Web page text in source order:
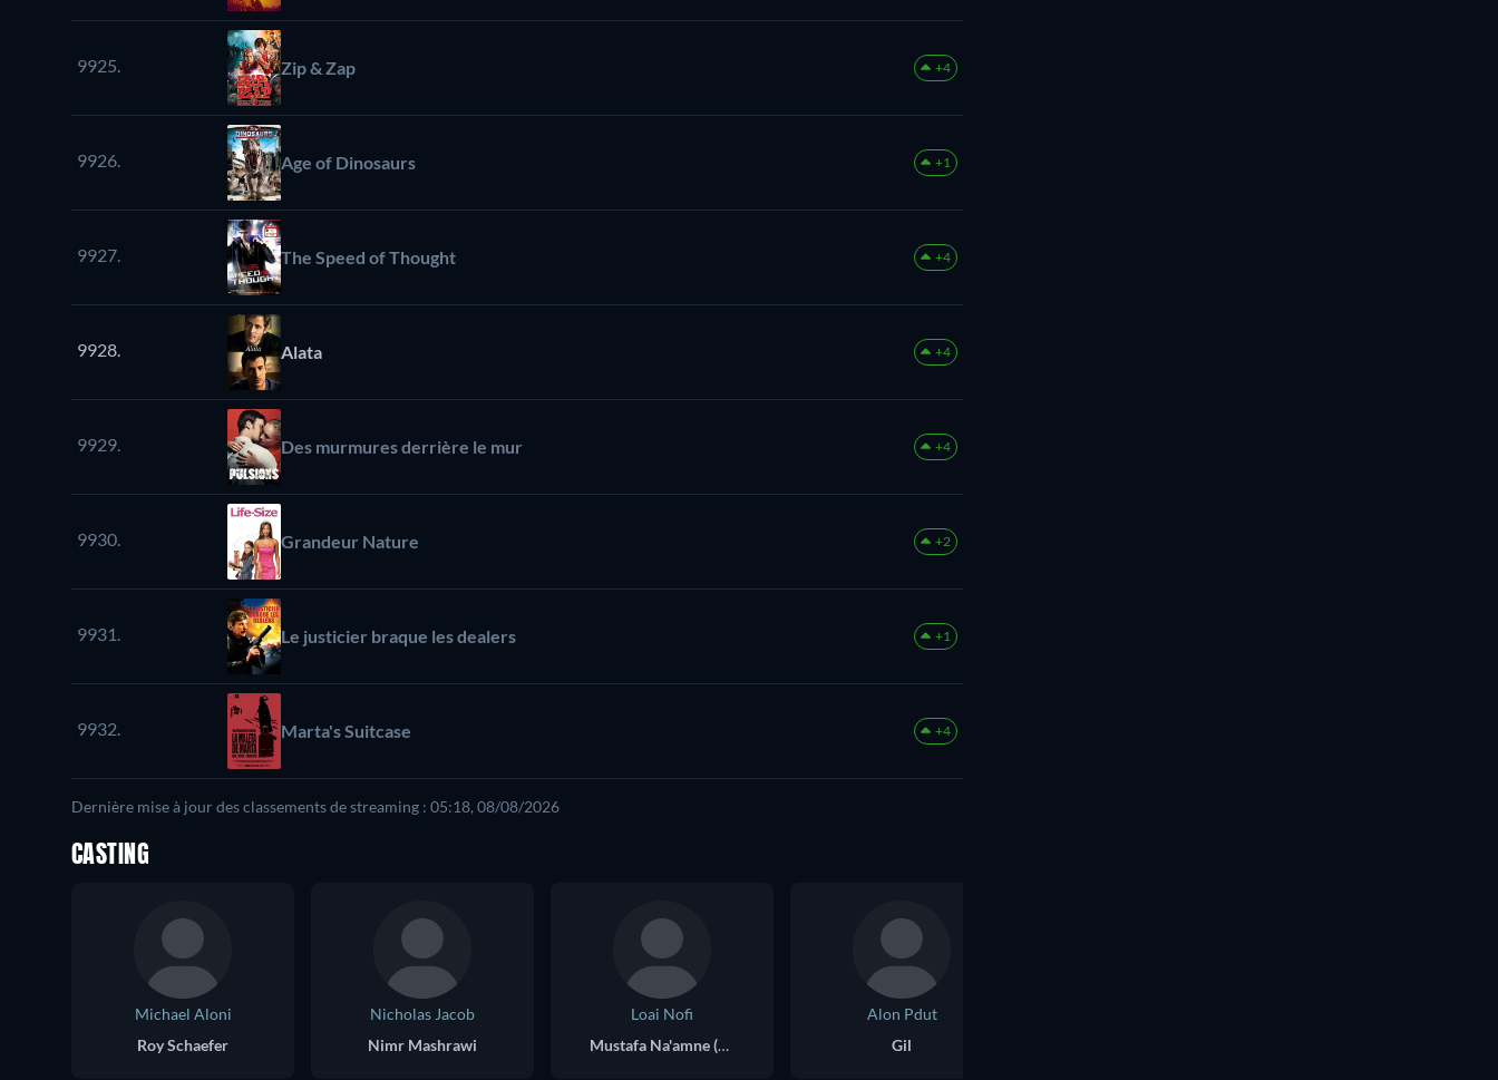
9925. Zip & Zap +4
9926. Age of Dinosaurs +1
9927. The Speed of Thought +4
9928. Alata +4
9929. Des murmures derrière le mur +4
9930. Grandeur Nature +2
9931. Le justicier braque les dealers +1
9932. Marta's Suitcase +4
Dernière mise à jour des classements de streaming : 05:18, 08/08/2026
CASTING
Michael Aloni
Roy Schaefer
Nicholas Jacob
Nimr Mashrawi
Loai Nofi
Mustafa Na'amne (as Loai Noufi)
Alon Pdut
Gil